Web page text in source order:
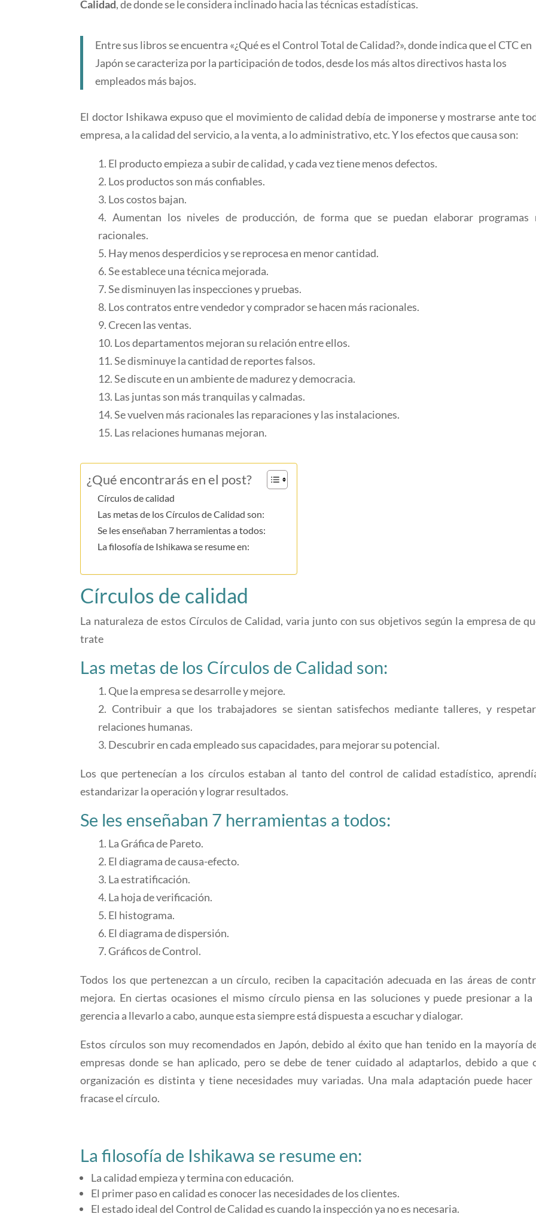
Calidad, de donde se le considera inclinado hacia las técnicas estadísticas.
Entre sus libros se encuentra «¿Qué es el Control Total de Calidad?», donde indica que el CTC en
Japón se caracteriza por la participación de todos, desde los más altos directivos hasta los
empleados más bajos.
El doctor Ishikawa expuso que el movimiento de calidad debía de imponerse y mostrarse ante
empresa, a la calidad del servicio, a la venta, a lo administrativo, etc. Y los efectos que causa son:
1. El producto empieza a subir de calidad, y cada vez tiene menos defectos.
2. Los productos son más confiables.
3. Los costos bajan.
4. Aumentan los niveles de producción, de forma que se puedan elaborar programas
racionales.
5. Hay menos desperdicios y se reprocesa en menor cantidad.
6. Se establece una técnica mejorada.
7. Se disminuyen las inspecciones y pruebas.
8. Los contratos entre vendedor y comprador se hacen más racionales.
9. Crecen las ventas.
10. Los departamentos mejoran su relación entre ellos.
11. Se disminuye la cantidad de reportes falsos.
12. Se discute en un ambiente de madurez y democracia.
13. Las juntas son más tranquilas y calmadas.
14. Se vuelven más racionales las reparaciones y las instalaciones.
15. Las relaciones humanas mejoran.
¿Qué encontrarás en el post?
Círculos de calidad
Las metas de los Círculos de Calidad son:
Se les enseñaban 7 herramientas a todos:
La filosofía de Ishikawa se resume en:
Círculos de calidad
La naturaleza de estos Círculos de Calidad, varia junto con sus objetivos según la empresa de
trate
Las metas de los Círculos de Calidad son:
1. Que la empresa se desarrolle y mejore.
2. Contribuir a que los trabajadores se sientan satisfechos mediante talleres, y
relaciones humanas.
3. Descubrir en cada empleado sus capacidades, para mejorar su potencial.
Los que pertenecían a los círculos estaban al tanto del control de calidad estadístico,
estandarizar la operación y lograr resultados.
Se les enseñaban 7 herramientas a todos:
1. La Gráfica de Pareto.
2. El diagrama de causa-efecto.
3. La estratificación.
4. La hoja de verificación.
5. El histograma.
6. El diagrama de dispersión.
7. Gráficos de Control.
Todos los que pertenezcan a un círculo, reciben la capacitación adecuada en las áreas de
mejora. En ciertas ocasiones el mismo círculo piensa en las soluciones y puede presionar a la
gerencia a llevarlo a cabo, aunque esta siempre está dispuesta a escuchar y dialogar.
Estos círculos son muy recomendados en Japón, debido al éxito que han tenido en la mayoría
empresas donde se han aplicado, pero se debe de tener cuidado al adaptarlos, debido a que
organización es distinta y tiene necesidades muy variadas. Una mala adaptación puede hacer
fracase el círculo.
La filosofía de Ishikawa se resume en:
La calidad empieza y termina con educación.
El primer paso en calidad es conocer las necesidades de los clientes.
El estado ideal del Control de Calidad es cuando la inspección ya no es necesaria.